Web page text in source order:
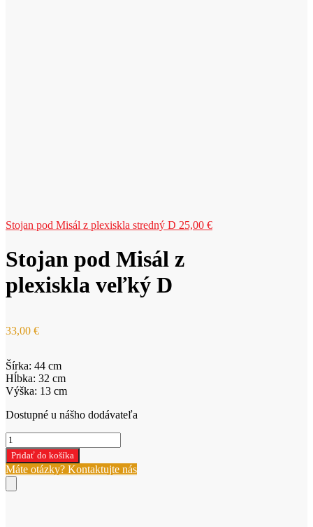
Stojan pod Misál z plexiskla stredný D 25,00 €
Stojan pod Misál z
plexiskla veľký D
33,00 €
Šírka: 44 cm
Hĺbka: 32 cm
Výška: 13 cm
Dostupné u nášho dodávateľa
množstvo
Stojan
pod
Misál
z
Pridať do košíka
Máte otázky? Kontaktujte nás